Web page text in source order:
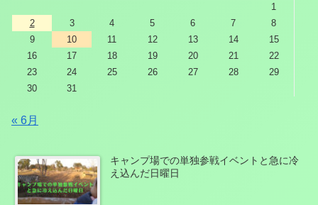
1
2
3 4 5 6 7
8
9
10 11 12 13 14
15
16
17 18 19 20 21
22
23
24 25 26 27 28
29
30
31
« 6月
キャンプ場での単独参戦イベントと急に冷
え込んだ日曜日